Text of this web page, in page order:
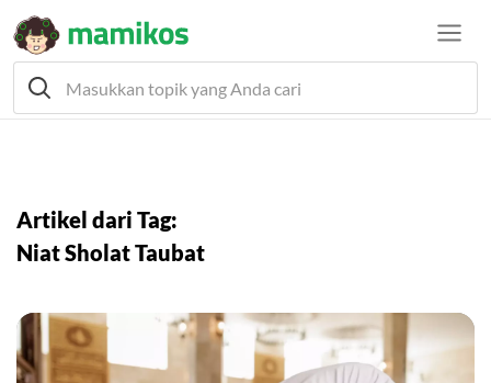
Artikel dari Tag:
Niat Sholat Taubat